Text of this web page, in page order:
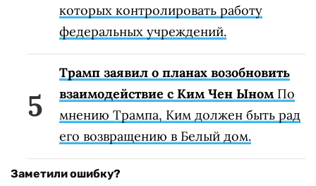
которых контролировать работу
федеральных учреждений.
Трамп заявил о планах возобновить
взаимодействие с Ким Чен Ыном По
мнению Трампа, Ким должен быть рад
его возвращению в Белый дом.
Заметили ошибку?